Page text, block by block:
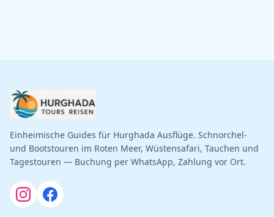
Einheimische Guides für Hurghada Ausflüge. Schnorchel-
und Bootstouren im Roten Meer, Wüstensafari, Tauchen und
Tagestouren — Buchung per WhatsApp, Zahlung vor Ort.